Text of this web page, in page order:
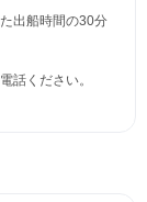
出船時間の30分
話ください。